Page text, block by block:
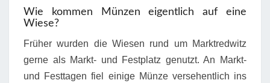
Wie kommen Münzen eigentlich auf eine
Wiese?
Früher wurden die Wiesen rund um Marktredwitz
gerne als Markt- und Festplatz genutzt. An Markt-
und Festtagen fiel einige Münze versehentlich ins